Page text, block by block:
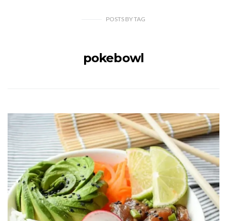
POSTS BYTAG
pokebowl